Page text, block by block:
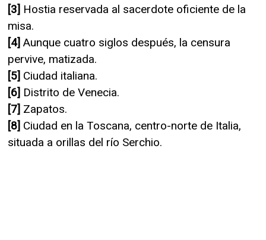
[3] Hostia reservada al sacerdote oficiente de la
misa.
[4] Aunque cuatro siglos después, la censura
pervive, matizada.
[5] Ciudad italiana.
[6] Distrito de Venecia.
[7] Zapatos.
[8] Ciudad en la Toscana, centro-norte de Italia,
situada a orillas del río Serchio.